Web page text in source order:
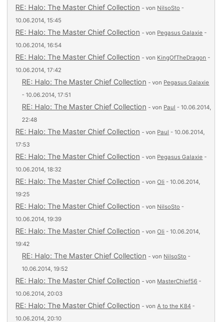
RE: Halo: The Master Chief Collection - von NilsoSto -
10.06.2014, 15:45
RE: Halo: The Master Chief Collection - von Pegasus Galaxie -
10.06.2014, 16:54
RE: Halo: The Master Chief Collection - von KingOfTheDragon -
10.06.2014, 17:42
RE: Halo: The Master Chief Collection - von Pegasus Galaxie
- 10.06.2014, 17:51
RE: Halo: The Master Chief Collection - von Paul - 10.06.2014,
22:48
RE: Halo: The Master Chief Collection - von Paul - 10.06.2014,
17:53
RE: Halo: The Master Chief Collection - von Pegasus Galaxie -
10.06.2014, 18:32
RE: Halo: The Master Chief Collection - vonOli - 10.06.2014,
19:25
RE: Halo: The Master Chief Collection - von NilsoSto -
10.06.2014, 19:39
RE: Halo: The Master Chief Collection - vonOli - 10.06.2014,
19:42
RE: Halo: The Master Chief Collection - von NilsoSto -
10.06.2014, 19:52
RE: Halo: The Master Chief Collection - von MasterChief56 -
10.06.2014, 20:03
RE: Halo: The Master Chief Collection - vonA to the K84 -
10.06.2014, 20:10